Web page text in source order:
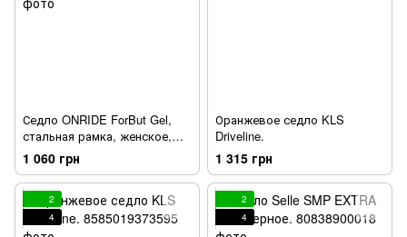
Седло ONRIDE ForBut Gel,
стальная рамка, женское,
черное, размер 246x169 мм.
1 060 грн
Оранжевое седло KLS
Driveline.
1 315 грн
2
4
2
4